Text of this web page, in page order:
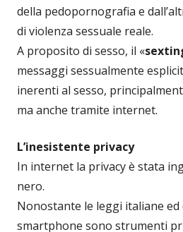
della pedopornografia e
di violenza sessuale reale.
A proposito di sesso, il «
messaggi sessualmente
inerenti al sesso,
ma anche tramite internet.
L’inesistente privacy
In internet la privacy è stata
nero.
Nonostante le leggi italiane ed
smartphone sono strumenti